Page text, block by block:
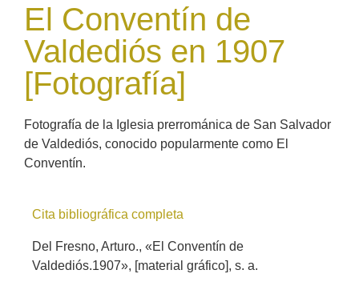
El Conventín de
Valdediós en 1907
[Fotografía]
Fotografía de la Iglesia prerrománica de San Salvador
de Valdediós, conocido popularmente como El
Conventín.
Cita bibliográfica completa
Del Fresno, Arturo., «El Conventín de
Valdediós.1907», [material gráfico], s. a.